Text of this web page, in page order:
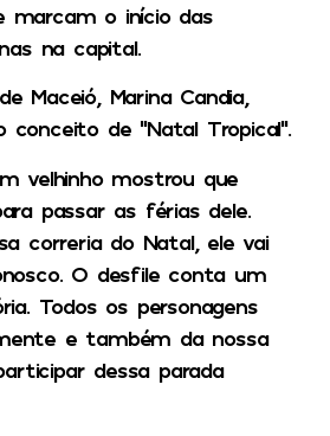
marcam o início das
na capital.
Maceió, Marina Candia,
de “Natal Tropical”.
velhinho mostrou que
passar as férias dele.
correria do Natal, ele vai
O desfile conta um
Todos os personagens
e também da nossa
dessa parada